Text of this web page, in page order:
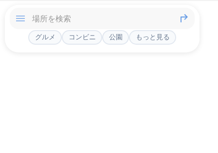
グルメ コンビニ 公園 もっと見る